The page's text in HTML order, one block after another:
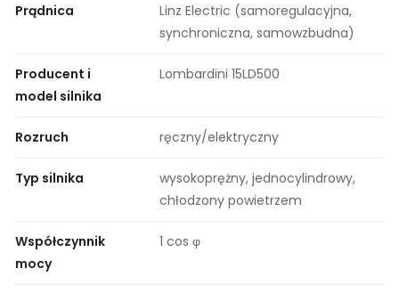
Prądnica
Linz Electric (samoregulacyjna,
synchroniczna, samowzbudna)
Producent i
model silnika
Lombardini 15LD500
Rozruch ręczny/elektryczny
Typ silnika
wysokoprężny, jednocylindrowy,
chłodzony powietrzem
Współczynnik
mocy
1 cos φ